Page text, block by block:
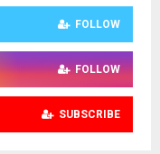
FOLLOW
FOLLOW
SUBSCRIBE